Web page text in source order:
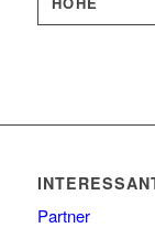
Partner